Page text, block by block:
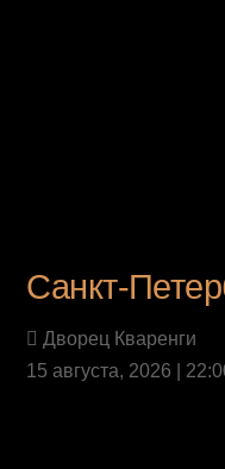
Санкт-
Дворец Кваренги
15 августа, 2026 |